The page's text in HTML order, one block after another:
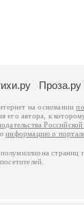
Проза.ру
на основании
его автора, к
информацию о
страниц